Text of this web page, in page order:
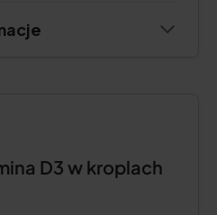
D3 w kroplach